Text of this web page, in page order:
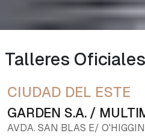
Talleres Oficiales
CIUDAD DEL ESTE
GARDEN S.A. /
AVDA. SAN BLAS E/